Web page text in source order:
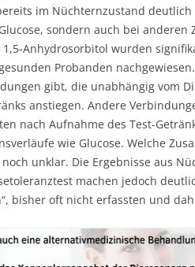
im Nüchternzustand
sondern auch bei
1,5-Anhydrosorbitol wurden
Probanden
gibt, die unabhängig vom
anstiegen. Andere
nach Aufnahme des Test-
wie Glucose. Welche
unklar. Die Ergebnisse aus
machen jedoch
bisher oft nicht erfassten und